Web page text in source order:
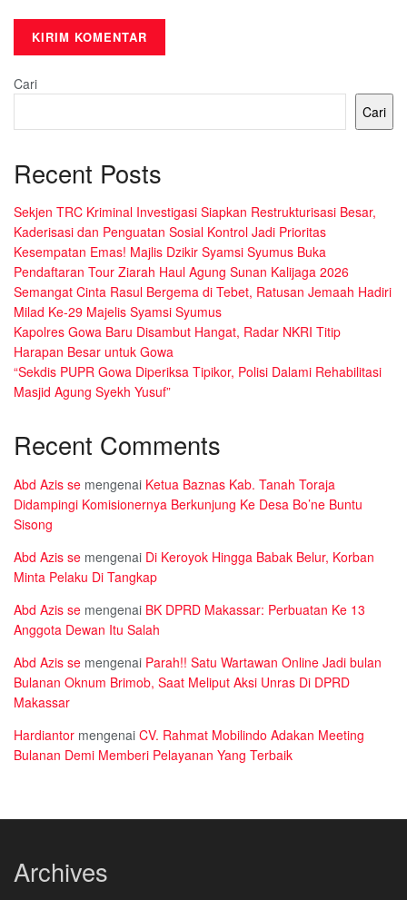
Cari
Cari
Recent Posts
Sekjen TRC Kriminal Investigasi Siapkan Restrukturisasi Besar,
Kaderisasi dan Penguatan Sosial Kontrol Jadi Prioritas
Kesempatan Emas! Majlis Dzikir Syamsi Syumus Buka
Pendaftaran Tour Ziarah Haul Agung Sunan Kalijaga 2026
Semangat Cinta Rasul Bergema di Tebet, Ratusan Jemaah Hadiri
Milad Ke-29 Majelis Syamsi Syumus
Kapolres Gowa Baru Disambut Hangat, Radar NKRI Titip
Harapan Besar untuk Gowa
“Sekdis PUPR Gowa Diperiksa Tipikor, Polisi Dalami Rehabilitasi
Masjid Agung Syekh Yusuf”
Recent Comments
Abd Azis se mengenai Ketua Baznas Kab. Tanah Toraja
Didampingi Komisionernya Berkunjung Ke Desa Bo’ne Buntu
Sisong
Abd Azis se mengenai Di Keroyok Hingga Babak Belur, Korban
Minta Pelaku Di Tangkap
Abd Azis se mengenai BK DPRD Makassar: Perbuatan Ke 13
Anggota Dewan Itu Salah
Abd Azis se mengenai Parah!! Satu Wartawan Online Jadi bulan
Bulanan Oknum Brimob, Saat Meliput Aksi Unras Di DPRD
Makassar
Hardiantor mengenai CV. Rahmat Mobilindo Adakan Meeting
Bulanan Demi Memberi Pelayanan Yang Terbaik
Archives